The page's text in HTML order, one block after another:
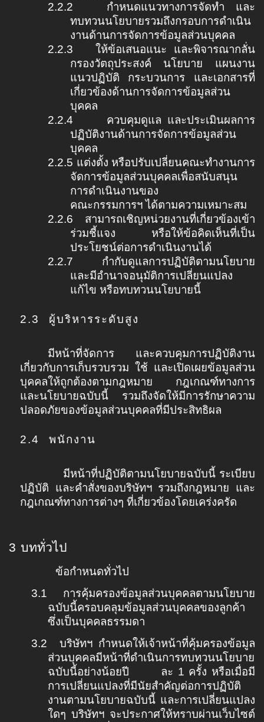
2.2.2 กำหนดแนวทางการจัดทำ และ
ทบทวนนโยบายรวมถึงกรอบการดำเนิน
งานด้านการจัดการข้อมูลส่วนบุคคล
2.2.3 ให้ข้อเสนอแนะ และพิจารณากลั่น
กรองวัตถุประสงค์ นโยบาย แผนงาน
แนวปฏิบัติ กระบวนการ และเอกสารที่
เกี่ยวข้องด้านการจัดการข้อมูลส่วน
บุคคล
2.2.4
ควบคุมดูแล และประเมินผลการ
ปฏิบัติงานด้านการจัดการข้อมูลส่วน
บุคคล
2.2.5 แต่งตั้ง หรือปรับเปลี่ยนคณะทำงานการ
จัดการข้อมูลส่วนบุคคลเพื่อสนับสนุน
การดำเนินงานของ
คณะกรรมการฯ ได้ตามความเหมาะสม
2.2.6 สามารถเชิญหน่วยงานที่เกี่ยวข้องเข้า
ร่วมชี้แจง หรือให้ข้อคิดเห็นที่เป็น
ประโยชน์ต่อการดำเนินงานได้
2.2.7 กำกับดูแลการปฏิบัติตามนโยบาย
และมีอำนาจอนุมัติการเปลี่ยนแปลง
แก้ไข หรือทบทวนนโยบายนี้
2.3 ผู้บริหารระดับสูง
มีหน้าที่จัดการ และควบคุมการปฏิบัติงาน
เกี่ยวกับการเก็บรวบรวม ใช้ และเปิดเผยข้อมูลส่วน
บุคคลให้ถูกต้องตามกฎหมาย กฎเกณฑ์ทางการ
และนโยบายฉบับนี้ รวมถึงจัดให้มีการรักษาความ
ปลอดภัยของข้อมูลส่วนบุคคลที่มีประสิทธิผล
2.4 พนักงาน
มีหน้าที่ปฏิบัติตามนโยบายฉบับนี้ ระเบียบ
ปฏิบัติ และคำสั่งของบริษัทฯ รวมถึงกฎหมาย และ
กฎเกณฑ์ทางการต่างๆ ที่เกี่ยวข้องโดยเคร่งครัด
3 บททั่วไป
ข้อกำหนดทั่วไป
3.1
การคุ้มครองข้อมูลส่วนบุคคลตามนโยบาย
ฉบับนี้ครอบคลุมข้อมูลส่วนบุคคลของลูกค้า
ซึ่งเป็นบุคคลธรรมดา
3.2
บริษัทฯ กำหนดให้เจ้าหน้าที่คุ้มครองข้อมูล
ส่วนบุคคลมีหน้าที่ดำเนินการทบทวนนโยบาย
ฉบับนี้อย่างน้อยปี ละ 1 ครั้ง หรือเมื่อมี
การเปลี่ยนแปลงที่มีนัยสำคัญต่อการปฏิบัติ
งานตามนโยบายฉบับนี้ และการเปลี่ยนแปลง
ใดๆ บริษัทฯ จะประกาศให้ทราบผ่านเว็บไซต์